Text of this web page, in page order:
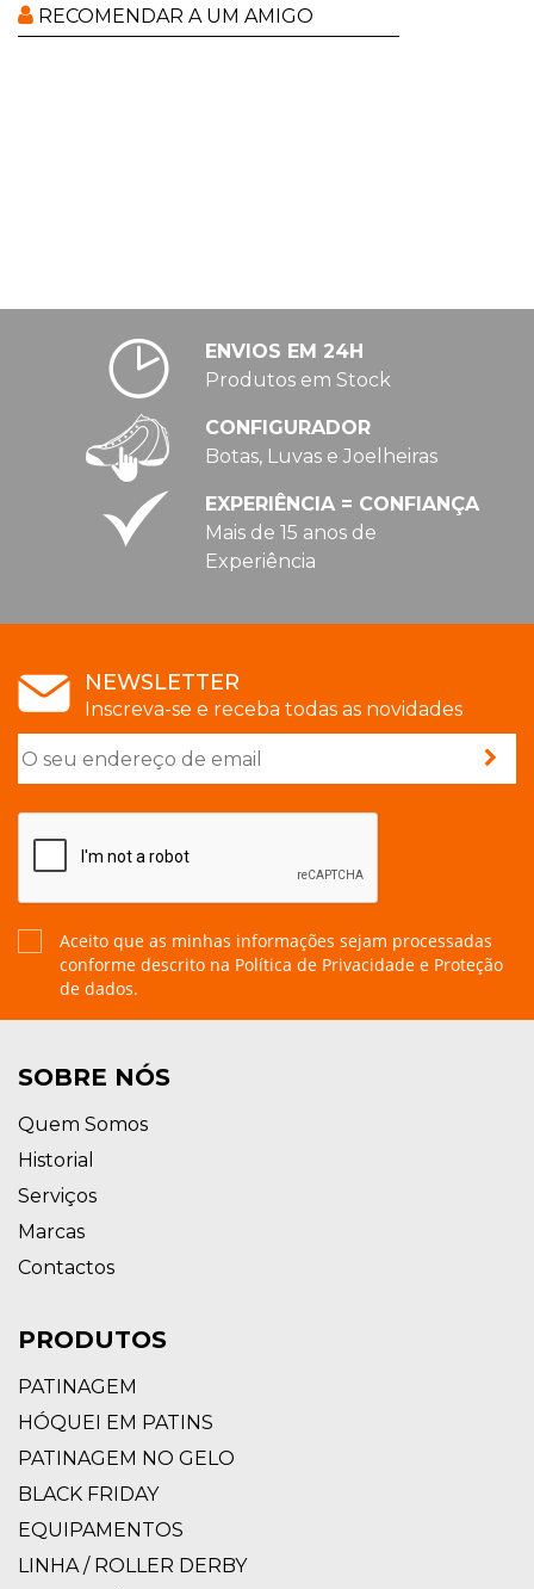
RECOMENDAR A UM AMIGO
ENVIOS EM 24H
Produtos em Stock
CONFIGURADOR
Botas, Luvas e Joelheiras
EXPERIÊNCIA = CONFIANÇA
Mais de 15 anos de
Experiência
NEWSLETTER
Inscreva-se e receba todas as novidades
Aceito que as minhas informações sejam processadas
conforme descrito na Política de Privacidade e Proteção
de dados.
SOBRE NÓS
Quem Somos
Historial
Serviços
Marcas
Contactos
PRODUTOS
PATINAGEM
HÓQUEI EM PATINS
PATINAGEM NO GELO
BLACK FRIDAY
EQUIPAMENTOS
LINHA / ROLLER DERBY